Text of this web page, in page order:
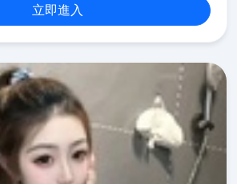
立即進入